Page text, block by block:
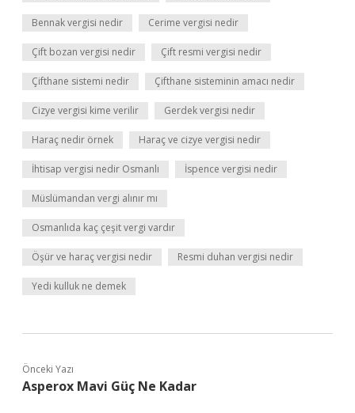
Bennak vergisi nedir Cerime vergisi nedir
Çift bozan vergisi nedir Çift resmi vergisi nedir
Çifthane sistemi nedir Çifthane sisteminin amacı nedir
Cizye vergisi kime verilir Gerdek vergisi nedir
Haraç nedir örnek Haraç ve cizye vergisi nedir
İhtisap vergisi nedir Osmanlı İspence vergisi nedir
Müslümandan vergi alınır mı
Osmanlıda kaç çeşit vergi vardır
Öşür ve haraç vergisi nedir Resmi duhan vergisi nedir
Yedi kulluk ne demek
Önceki Yazı
Asperox Mavi Güç Ne Kadar